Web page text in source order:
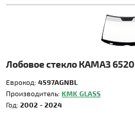
Лобовое стекло КАМАЗ 6520
Еврокод: 4597AGNBL
Производитель: KMK GLASS
Год: 2002 - 2024